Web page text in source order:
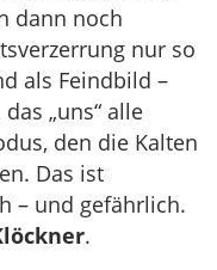
dann noch
nur so
als Feindbild –
„uns“ alle
den die Kalten
Das ist
– und gefährlich.
.